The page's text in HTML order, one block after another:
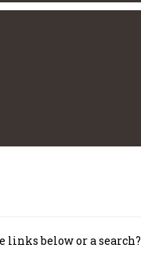
below or a search?